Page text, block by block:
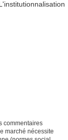
commentaires
marché nécessite